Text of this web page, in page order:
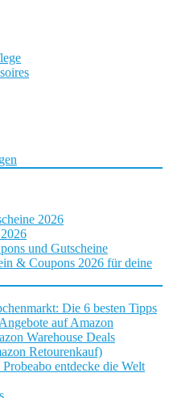
2026
und Gutscheine
& Coupons 2026 für deine
Die 6 besten Tipps
auf Amazon
Warehouse Deals
Retourenkauf)
entdecke die Welt